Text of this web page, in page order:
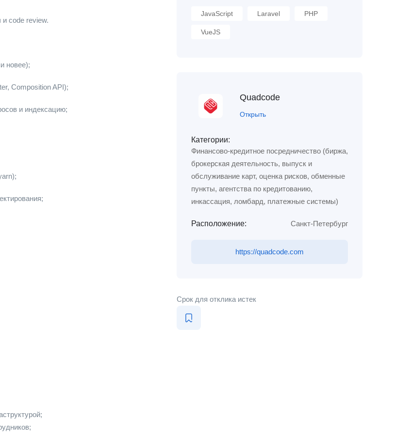
и code review.
новее);
Composition API);
и индексацию;
JavaScript Laravel PHP
VueJS
Quadcode
Открыть
Категории:
Финансово-кредитное посредничество (биржа,
брокерская деятельность, выпуск и
обслуживание карт, оценка рисков, обменные
пункты, агентства по кредитованию,
инкассация, ломбард, платежные системы)
Расположение: Санкт-Петербург
https://quadcode.com
Срок для отклика истек